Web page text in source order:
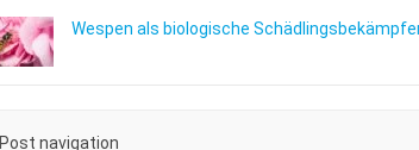
Wespen als biologische
Post navigation